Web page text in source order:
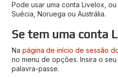
Pode usar uma conta Livelox,
Suécia, Noruega ou Austrália.
Se tem uma conta
Na página de início de sessão
no menu de opções. Insira o
palavra-passe.